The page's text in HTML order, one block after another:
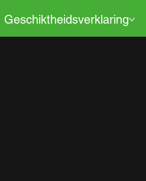
Geschiktheidsverklaring